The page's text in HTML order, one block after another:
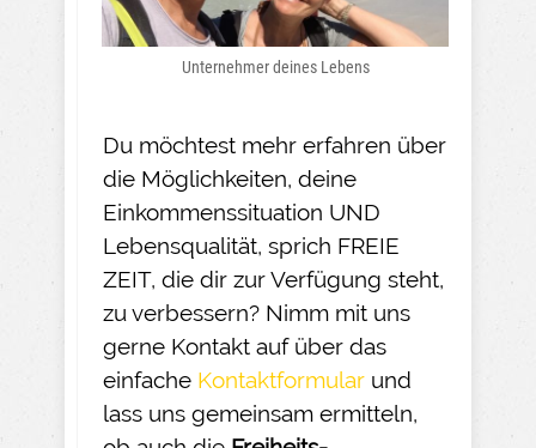
Unternehmer deines Lebens
Du möchtest mehr erfahren über
die Möglichkeiten, deine
Einkommenssituation UND
Lebensqualität, sprich FREIE
ZEIT, die dir zur Verfügung steht,
zu verbessern? Nimm mit uns
gerne Kontakt auf über das
einfache Kontaktformular und
lass uns gemeinsam ermitteln,